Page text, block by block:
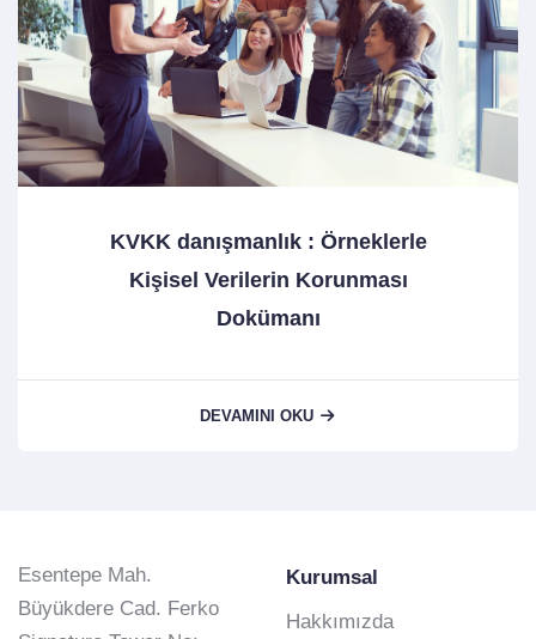
KVKK danışmanlık : Örneklerle
Kişisel Verilerin Korunması
Dokümanı
DEVAMINI OKU
Esentepe Mah.
Büyükdere Cad. Ferko
Kurumsal
Hakkımızda